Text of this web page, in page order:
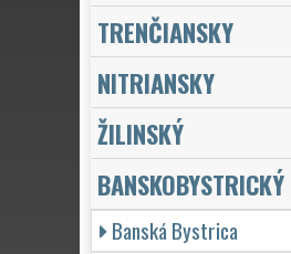
TRENČIANSKY
NITRIANSKY
ŽILINSKÝ
BANSKOBYSTRICKÝ
Banská Bystrica